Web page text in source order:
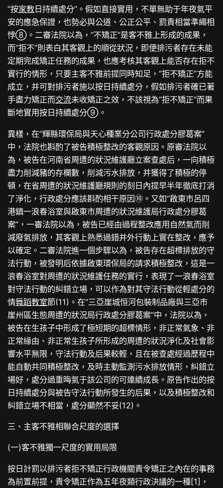
“按家教 日持續處分”。假如直接實用，不單無助于年夜氣平
安的應急保證，也勢必與公道、公正公平、罰責相當準繩相
悖⑧。二審法院以為，“不矯正”是客不雅上形成的成果，
而“拒不”則表白其客觀上的順從狀況，即便排污者存在未能
定期完成矯正任務的成果，也應考核其客觀上能否存在拒不
實行的情形，只要主客不雅前提同時知足，“拒不矯正”方能
成立，并可對排污者施以按日持續處分，假如排污者確已著
手盡力矯正而交流未收矯正之效，不該視為“拒不矯正”而果
斷地實用按日持續處分⑨。
異樣，在“輝縣環保局與天心種業分公司行政處分膠葛案”
中，法院也斟酌了被告積極整改的客觀原因。原審法院以
為，被告在河南省周遭的狀況維護廳立案查處后，一向積極
盡力削減豬的存欄數，削減污水排放，并獲得了積極的停
頓，在省周遭的狀況維護廳規則的刻日內提早半年徹底打消
了淨化，行政處分應該斟酌相干原因⑩。又如“啟東市呂四
港鎮一浪春浴室與啟東市周遭的狀況維護局行政處分膠葛
案”，一審法院以為，被告已經由過程整改應用自然氣而削
減廢氣排放，其客觀上熟悉過錯并外行動上實在整改，應予
以確定。二審法院進一個步驟以為，被告存在超標排放的守
法行動，被發明后依據啟東環保局的請求積極整改，這是一
浪春浴室對周遭的狀況維護任務的實行，表現了一浪春浴室
對守法行動的糾錯立場，可以作為對其守法行動從輕處分的
情舞蹈教室節(11)。在“三亞崖城恒河包裝制品廠與三亞市
崖州區生態周遭的狀況局行政處分膠葛案”中，法院以為，
被告在生孩子中形成了極短期的超標情形，非正常氣象、非
正常緣由、非正常生孩子所形成的周遭的狀況淨化及社會影
響水平無限，守法行動及后果較輕，且在被查處經過歷程中
能自動共同積極整改，及時主動監測污水排放情形，糾錯立
場好，處分過重晦氣于該公司的可連續成長。原告作出的按
日持續處分與被告守法行動所發生的后果，以及積極整改和
糾錯立場不相當，處分顯然不妥(12)。
三、主客不雅相聯合尺度的選擇
(一)客不雅獨一尺度的實用局限
按日計罰以排污者拒不矯正行政機關責令矯正之內在的事務
為前置前提，責令矯正作為五年夜類行政決議的一種[1]，